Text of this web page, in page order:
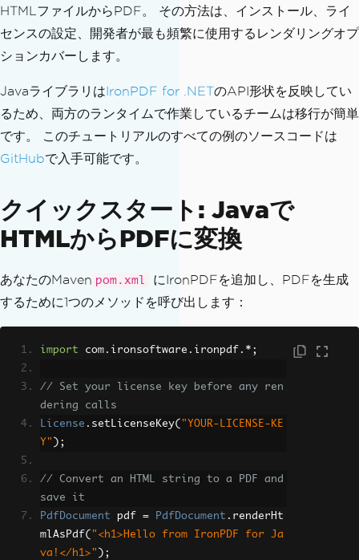
HTMLファイルからPDF。 その方法は、インストール、ライ
センスの設定、開発者が最も頻繁に使用するレンダリングオプ
ションカバーします。
JavaライブラリはIronPDF for .NETのAPI形状を反映してい
るため、両方のランタイムで作業しているチームは移行が簡単
です。 このチュートリアルのすべての例のソースコードは
GitHubで入手可能です。
クイックスタート: Javaで
HTMLからPDFに変換
あなたのMaven pom.xml
にIronPDFを追加し、PDFを生成
するために1つのメソッドを呼び出します：
import com . ironsoftware . ironpdf .*;
// Set your license key before any ren
dering calls
License . setLicenseKey( "YOUR-LICENSE-KE
Y" );
// Convert an HTML string to a PDF and
save it
PdfDocument pdf = PdfDocument . renderHt
mlAsPdf( "<h1>Hello from IronPDF for Ja
va!</h1>" );